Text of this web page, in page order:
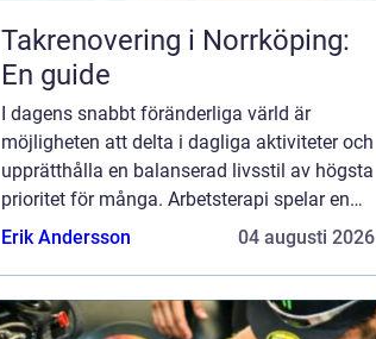
Takrenovering i Norrköping:
En guide
I dagens snabbt föränderliga värld är
möjligheten att delta i dagliga aktiviteter och
upprätthålla en balanserad livsstil av högsta
prioritet för många. Arbetsterapi spelar en
central roll i att hj&...
Erik Andersson 04 augusti 2026